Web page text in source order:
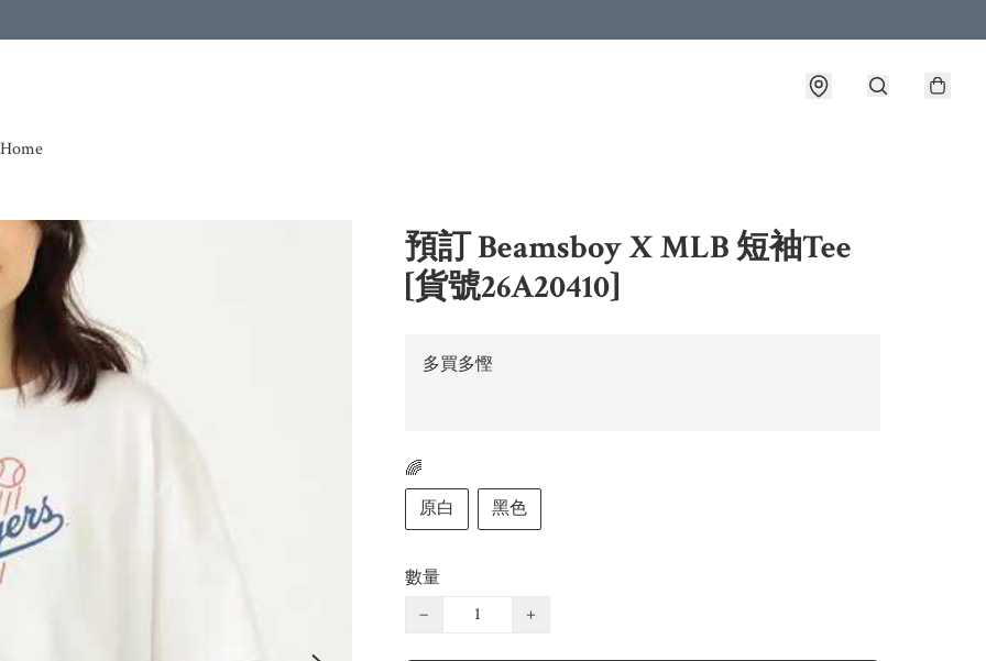
Home
預訂 Beamsboy X MLB 短袖Tee
[貨號26A20410]
多買多慳
🌈
原白
黑色
數量
−
+